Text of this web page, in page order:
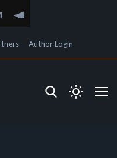
Author Login